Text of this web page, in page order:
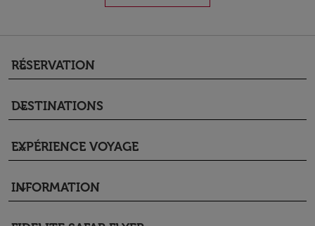
RÉSERVATION
keyboard_arrow_down
DESTINATIONS
keyboard_arrow_down
EXPÉRIENCE VOYAGE
keyboard_arrow_down
INFORMATION
keyboard_arrow_down